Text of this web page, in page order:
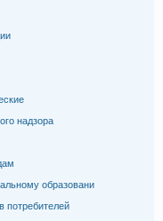
надзора
образовани
потребителей